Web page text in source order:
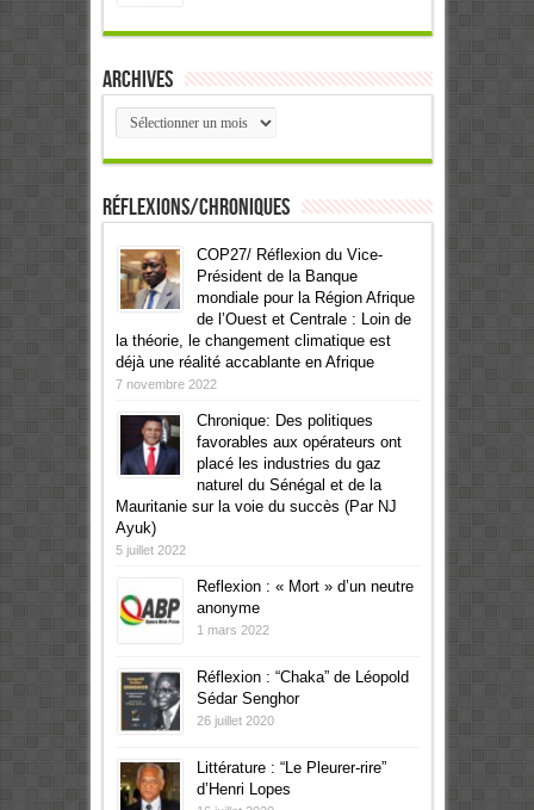
Archives
Archives
Réflexions/Chroniques
COP27/ Réflexion du Vice-
Président de la Banque
mondiale pour la Région Afrique
de l’Ouest et Centrale : Loin de
la théorie, le changement climatique est
déjà une réalité accablante en Afrique
7 novembre 2022
Chronique: Des politiques
favorables aux opérateurs ont
placé les industries du gaz
naturel du Sénégal et de la
Mauritanie sur la voie du succès (Par NJ
Ayuk)
5 juillet 2022
Reflexion : « Mort » d’un neutre
anonyme
1 mars 2022
Réflexion : “Chaka” de Léopold
Sédar Senghor
26 juillet 2020
Littérature : “Le Pleurer-rire”
d’Henri Lopes